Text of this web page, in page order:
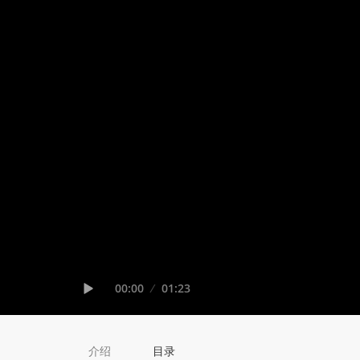
Current
00:00 Duration
01:23
介绍 目录